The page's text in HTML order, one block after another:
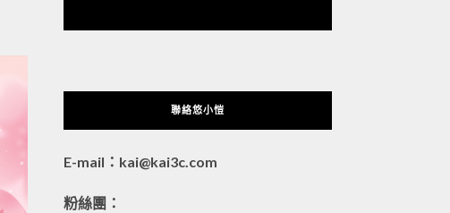
聯絡悠小愷
E-mail：kai@kai3c.com
粉絲團：